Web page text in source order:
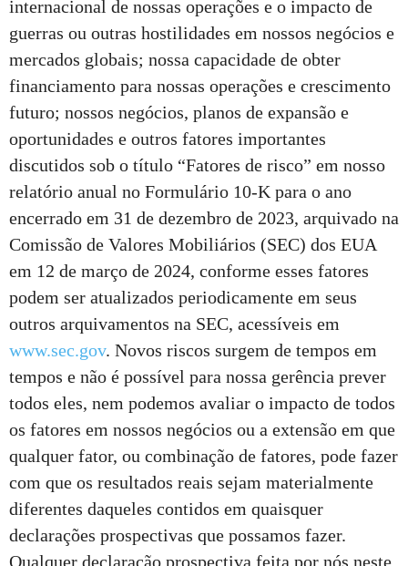
internacional de nossas operações e o impacto de
guerras ou outras hostilidades em nossos negócios e
mercados globais; nossa capacidade de obter
financiamento para nossas operações e crescimento
futuro; nossos negócios, planos de expansão e
oportunidades e outros fatores importantes
discutidos sob o título “Fatores de risco” em nosso
relatório anual no Formulário 10-K para o ano
encerrado em 31 de dezembro de 2023, arquivado na
Comissão de Valores Mobiliários (SEC) dos EUA
em 12 de março de 2024, conforme esses fatores
podem ser atualizados periodicamente em seus
outros arquivamentos na SEC, acessíveis em
www.sec.gov. Novos riscos surgem de tempos em
tempos e não é possível para nossa gerência prever
todos eles, nem podemos avaliar o impacto de todos
os fatores em nossos negócios ou a extensão em que
qualquer fator, ou combinação de fatores, pode fazer
com que os resultados reais sejam materialmente
diferentes daqueles contidos em quaisquer
declarações prospectivas que possamos fazer.
Qualquer declaração prospectiva feita por nós neste